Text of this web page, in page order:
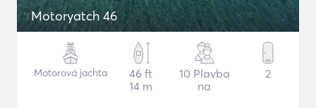
Motoryatch 46
Motorová jachta
46 ft
14 m
10 Plavba
na
2